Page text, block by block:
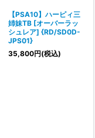
【PSA10】ハーピィ三
姉妹TB [オーバーラッ
シュレア] {RD/SD0D-
JPS01}
35,800円(税込)